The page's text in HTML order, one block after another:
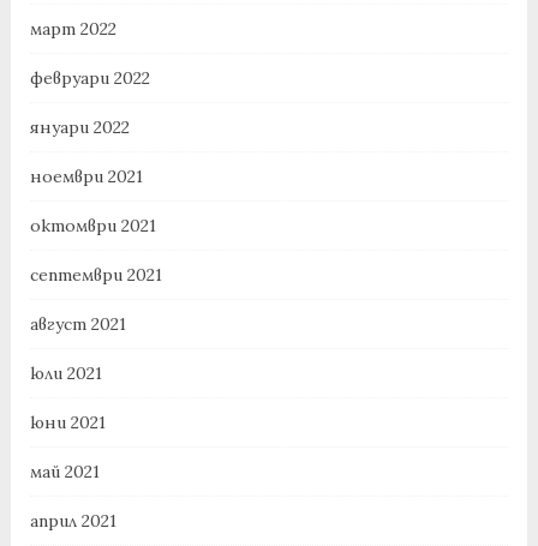
март 2022
февруари 2022
януари 2022
ноември 2021
октомври 2021
септември 2021
август 2021
юли 2021
юни 2021
май 2021
април 2021